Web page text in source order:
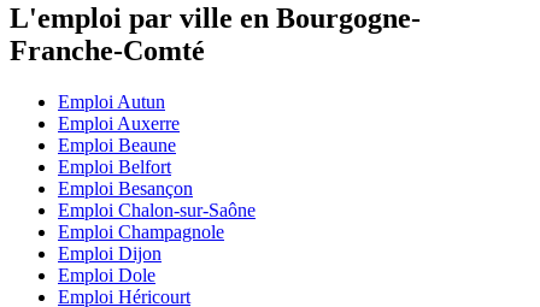
L'emploi par ville en Bourgogne-
Franche-Comté
Emploi Autun
Emploi Auxerre
Emploi Beaune
Emploi Belfort
Emploi Besançon
Emploi Chalon-sur-Saône
Emploi Champagnole
Emploi Dijon
Emploi Dole
Emploi Héricourt